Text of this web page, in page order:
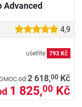
4,9
ušetříte 793 Kč
DMOC od 2 618,00 Kč
1 825,00 Kč